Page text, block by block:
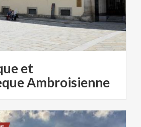
et
Ambroisienne